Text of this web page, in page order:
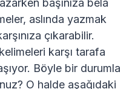
aslında yazmak
çıkarabilir.
karşı tarafa
Böyle bir durumla
O halde aşağıdaki